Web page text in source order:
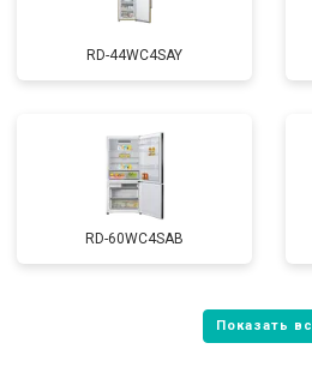
RD-44WC4SAY
RD-60WC4SAB